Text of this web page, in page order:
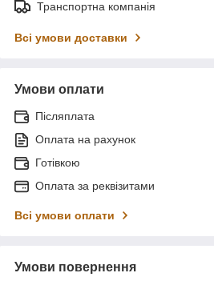
Транспортна компанія
Всі умови доставки
Умови оплати
Післяплата
Оплата на рахунок
Готівкою
Оплата за реквізитами
Всі умови оплати
Умови повернення